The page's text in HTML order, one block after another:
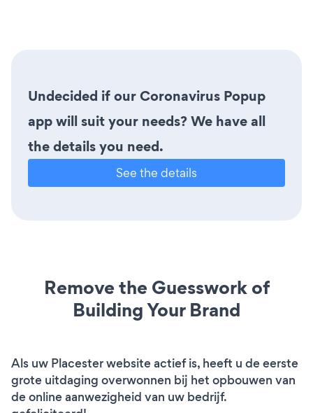
Undecided if our Coronavirus Popup
app will suit your needs? We have all
the details you need.
See the details
Remove the Guesswork of
Building Your Brand
Als uw Placester website actief is, heeft u de eerste
grote uitdaging overwonnen bij het opbouwen van
de online aanwezigheid van uw bedrijf.